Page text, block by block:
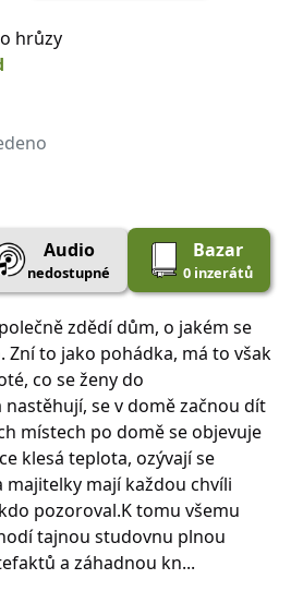
hrůzy
Audio
nedostupné
Bazar
0 inzerátů
zdědí dům, o jakém se
Zní to jako pohádka, má to však
co se ženy do
se v domě začnou dít
místech po domě se objevuje
klesá teplota, ozývají se
majitelky mají každou chvíli
pozoroval.K tomu všemu
tajnou studovnu plnou
a záhadnou kn...